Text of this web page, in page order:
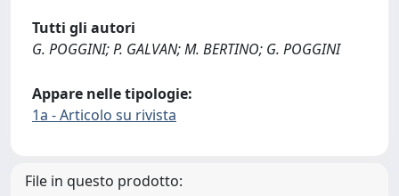
Tutti gli autori
G. POGGINI; P. GALVAN; M. BERTINO; G. POGGINI
Appare nelle tipologie:
1a - Articolo su rivista
File in questo prodotto: